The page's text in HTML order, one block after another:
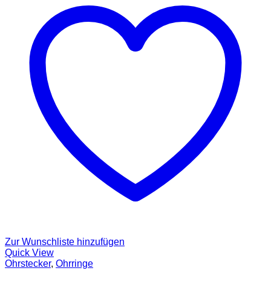
Zur Wunschliste hinzufügen
Quick View
Ohrstecker, Ohrringe